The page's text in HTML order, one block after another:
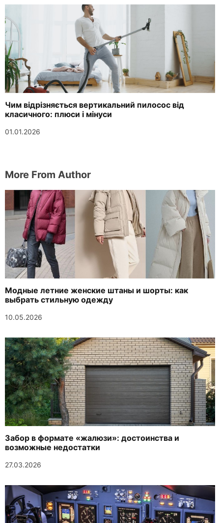
Чим відрізняється вертикальний пилосос від
класичного: плюси і мінуси
01.01.2026
More From Author
Модные летние женские штаны и шорты: как
выбрать стильную одежду
10.05.2026
Забор в формате «жалюзи»: достоинства и
возможные недостатки
27.03.2026